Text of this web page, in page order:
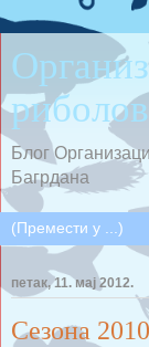
Блог
Багрдана
петак, 11. мај 2012.
Сезона